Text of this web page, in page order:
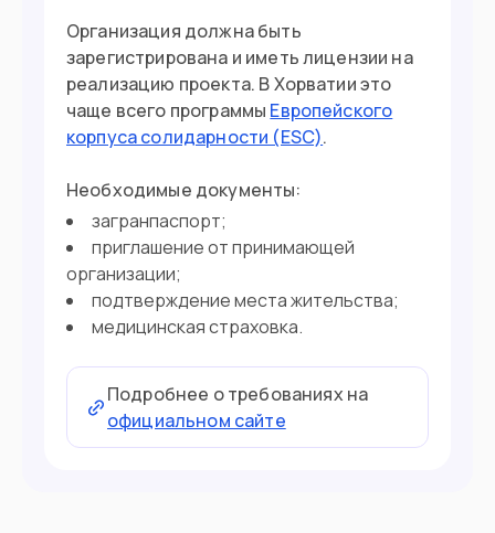
Организация должна быть
зарегистрирована и иметь лицензии на
реализацию проекта. В Хорватии это
чаще всего программы Европейского
корпуса солидарности (ESC).
Необходимые документы:
загранпаспорт;
приглашение от принимающей
организации;
подтверждение места жительства;
медицинская страховка.
Подробнее о требованиях на
официальном сайте